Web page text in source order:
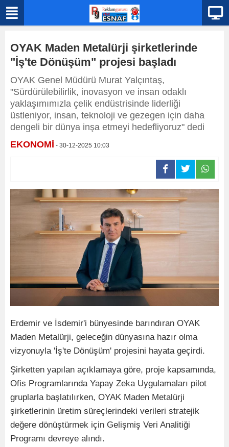
OYAK Maden Metalürji şirketlerinde
"İş'te Dönüşüm" projesi başladı
OYAK Genel Müdürü Murat Yalçıntaş,
"Sürdürülebilirlik, inovasyon ve insan odaklı
yaklaşımımızla çelik endüstrisinde liderliği
üstleniyor, insan, teknoloji ve gezegen için daha
dengeli bir dünya inşa etmeyi hedefliyoruz" dedi
EKONOMİ - 30-12-2025 10:03
Erdemir ve İsdemir'i bünyesinde barındıran OYAK
Maden Metalürji, geleceğin dünyasına hazır olma
vizyonuyla 'İş'te Dönüşüm' projesini hayata geçirdi.
Şirketten yapılan açıklamaya göre, proje kapsamında,
Ofis Programlarında Yapay Zeka Uygulamaları pilot
gruplarla başlatılırken, OYAK Maden Metalürji
şirketlerinin üretim süreçlerindeki verileri stratejik
değere dönüştürmek için Gelişmiş Veri Analitiği
Programı devreye alındı.